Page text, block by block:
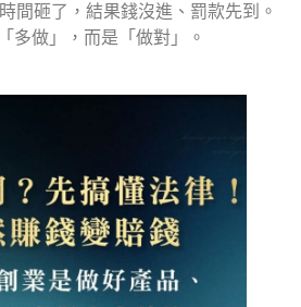
間砸了，結果錢沒進、罰款先到。
多做」，而是「做對」。